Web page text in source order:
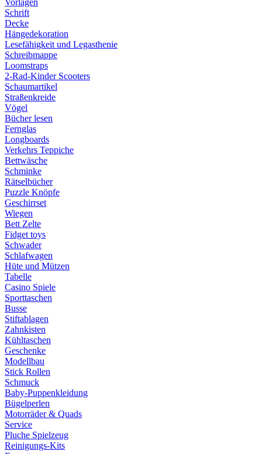
Vorlagen
Schrift
Decke
Hängedekoration
Lesefähigkeit und Legasthenie
Schreibmappe
Loomstraps
2-Rad-Kinder Scooters
Schaumartikel
Straßenkreide
Vögel
Bücher lesen
Fernglas
Longboards
Verkehrs Teppiche
Bettwäsche
Schminke
Rätselbücher
Puzzle Knöpfe
Geschirrset
Wiegen
Bett Zelte
Fidget toys
Schwader
Schlafwagen
Hüte und Mützen
Tabelle
Casino Spiele
Sporttaschen
Busse
Stiftablagen
Zahnkisten
Kühltaschen
Geschenke
Modellbau
Stick Rollen
Schmuck
Baby-Puppenkleidung
Bügelperlen
Motorräder & Quads
Service
Pluche Spielzeug
Reinigungs-Kits